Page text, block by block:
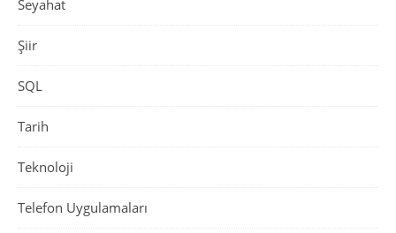
Seyahat
Şiir
SQL
Tarih
Teknoloji
Telefon Uygulamaları